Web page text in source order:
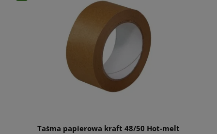
Taśma papierowa kraft 48/50 Hot-melt